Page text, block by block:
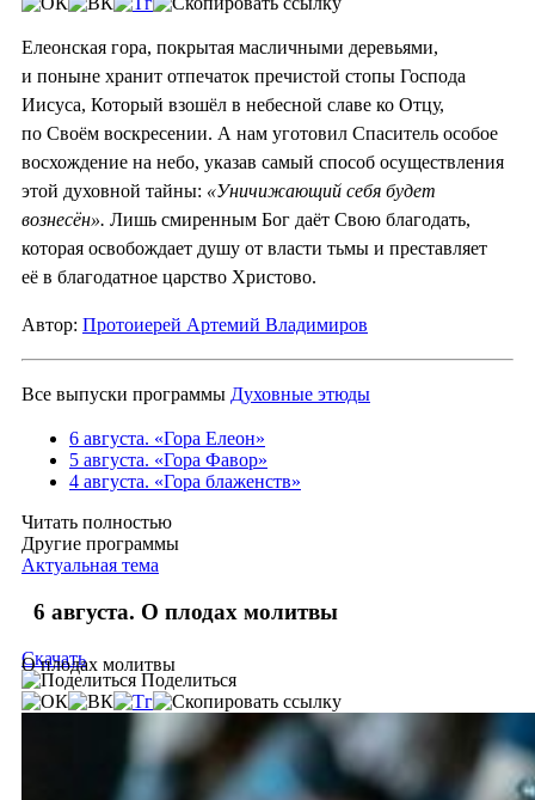
Елеонская гора, покрытая масличными деревьями,
и поныне хранит отпечаток пречистой стопы Господа
Иисуса, Который взошёл в небесной славе ко Отцу,
по Своём воскресении. А нам уготовил Спаситель особое
восхождение на небо, указав самый способ осуществления
этой духовной тайны: «Уничижающий себя будет
вознесён». Лишь смиренным Бог даёт Свою благодать,
которая освобождает душу от власти тьмы и преставляет
её в благодатное царство Христово.
Автор: Протоиерей Артемий Владимиров
Все выпуски программы Духовные этюды
6 августа. «Гора Елеон»
5 августа. «Гора Фавор»
4 августа. «Гора блаженств»
Читать полностью
Другие программы
Актуальная тема
6 августа. О плодах молитвы
О плодах молитвы
Скачать
Поделиться